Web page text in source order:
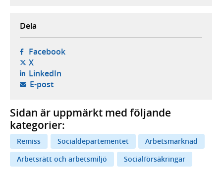
Dela
Facebook- öppnas i ny flik, extern webbplats,
X- öppnas i ny flik, extern webbplats,
LinkedIn- öppnas i ny flik, extern webbplats,
E-post- öppnar din e-postklient,
Sidan är uppmärkt med följande
kategorier:
Remiss Socialdepartementet
Arbetsmarknad
Arbetsrätt och arbetsmiljö
Socialförsäkringar